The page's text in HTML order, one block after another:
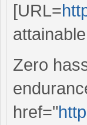
[URL=
Zero
href="